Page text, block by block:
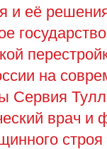
и её
на
Сервия
врач и
строя